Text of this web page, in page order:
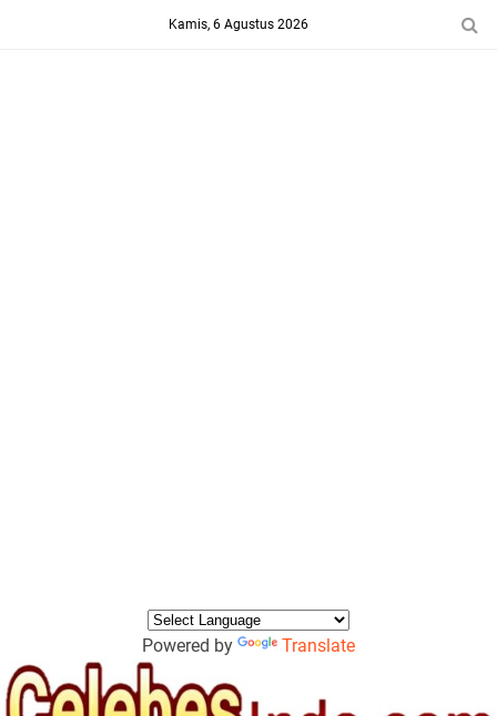
Kamis, 6 Agustus 2026
Powered by Translate